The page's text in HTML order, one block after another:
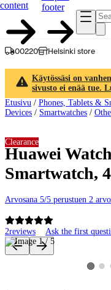
content
footer
00220 Helsinki store
Käytössäsi on
sivusto ei enää tue.
Etusivu / Phones, Tablets &
Devices / Smartwatches /
Huawei
Smartwatch,
Arvosana 5/5 perustuen 2
2reviews Ask the first
Clearance
Product images
View